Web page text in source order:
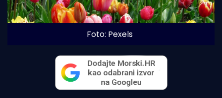
Foto: Pexels